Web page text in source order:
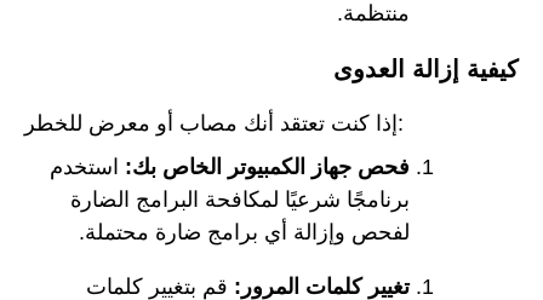
منتظمة.
كيفية إزالة العدوى
إذا كنت تعتقد أنك مصاب أو معرض للخطر:
فحص جهاز الكمبيوتر الخاص بك: استخدم
برنامجًا شرعيًا لمكافحة البرامج الضارة
لفحص وإزالة أي برامج ضارة محتملة.
تغيير كلمات المرور: قم بتغيير كلمات